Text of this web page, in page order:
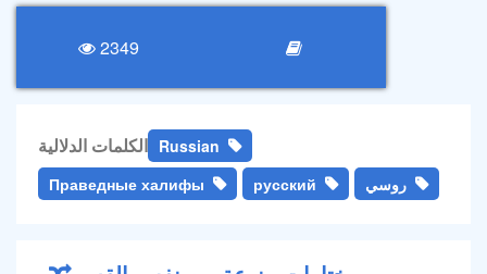
2349
الكلمات الدلالية Russian
Праведные халифы
русский روسي